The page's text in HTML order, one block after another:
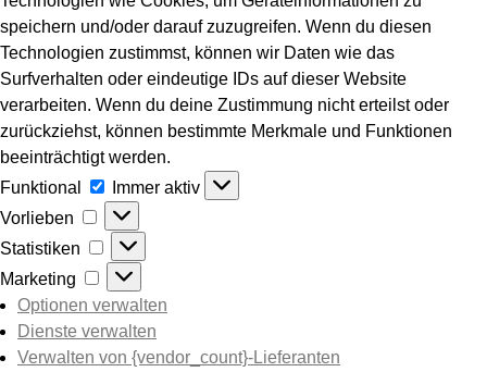
speichern und/oder darauf zuzugreifen. Wenn du diesen
Technologien zustimmst, können wir Daten wie das
Surfverhalten oder eindeutige IDs auf dieser Website
verarbeiten. Wenn du deine Zustimmung nicht erteilst oder
zurückziehst, können bestimmte Merkmale und Funktionen
beeinträchtigt werden.
Funktional
Funktional
Immer aktiv
Vorlieben
Vorlieben
Statistiken
Statistiken
Marketing
Marketing
Optionen verwalten
Dienste verwalten
Verwalten von {vendor_count}-Lieferanten